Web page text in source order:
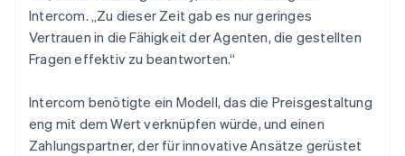
Intercom. „Zu dieser Zeit gab es nur geringes
Vertrauen in die Fähigkeit der Agenten, die gestellten
Fragen effektiv zu beantworten.“
Intercom benötigte ein Modell, das die Preisgestaltung
eng mit dem Wert verknüpfen würde, und einen
Zahlungspartner, der für innovative Ansätze gerüstet